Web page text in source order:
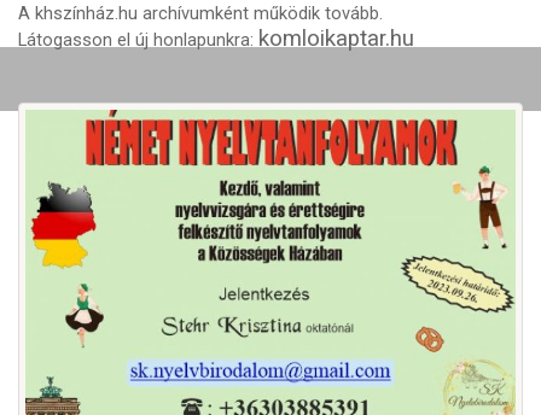
A khszínház.hu archívumként működik tovább.
Látogasson el új honlapunkra: komloikaptar.hu